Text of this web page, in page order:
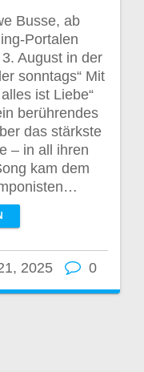
Busse, ab
Portalen
August in der
sonntags“ Mit
ist Liebe“
berührendes
das stärkste
– in all ihren
kam dem
2025 0